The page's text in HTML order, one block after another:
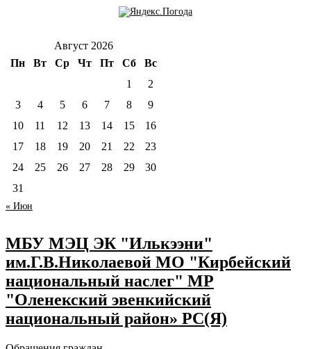
Август 2026
Пн
Вт Ср Чт Пт Сб
Вс
1
2
3
4 5 6 7 8
9
10
11 12 13 14 15
16
17
18 19 20 21 22
23
24
25 26 27 28 29
30
31
« Июн
МБУ МЭЦ ЭК "Илькээни"
им.Г.В.Николаевой МО "Кирбейский
национальный наслег" МР
"Оленекский эвенкийский
национальный район» РС(Я)